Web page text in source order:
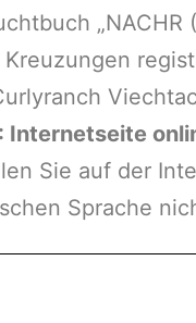
Kreuzungen
Internetseite
Sie auf der
Sprache